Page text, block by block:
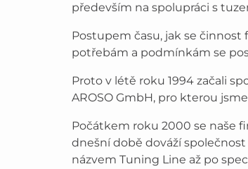
především na spolupráci s
Postupem času, jak se
potřebám a podmínkám se
Proto v létě roku 1994 začali
AROSO GmbH, pro kterou
Počátkem roku 2000 se naše
dnešní době dováží
názvem Tuning Line až po